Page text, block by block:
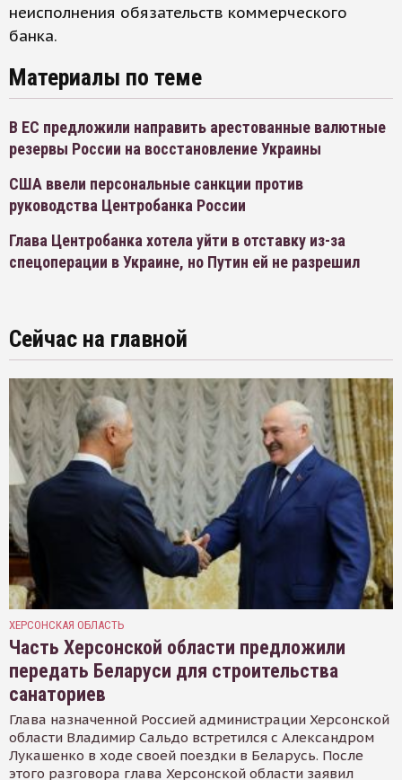
неисполнения обязательств коммерческого
банка.
Материалы по теме
В ЕС предложили направить арестованные валютные
резервы России на восстановление Украины
США ввели персональные санкции против
руководства Центробанка России
Глава Центробанка хотела уйти в отставку из-за
спецоперации в Украине, но Путин ей не разрешил
Сейчас на главной
ХЕРСОНСКАЯ ОБЛАСТЬ
Часть Херсонской области предложили
передать Беларуси для строительства
санаториев
Глава назначенной Россией администрации Херсонской
области Владимир Сальдо встретился с Александром
Лукашенко в ходе своей поездки в Беларусь. После
этого разговора глава Херсонской области заявил